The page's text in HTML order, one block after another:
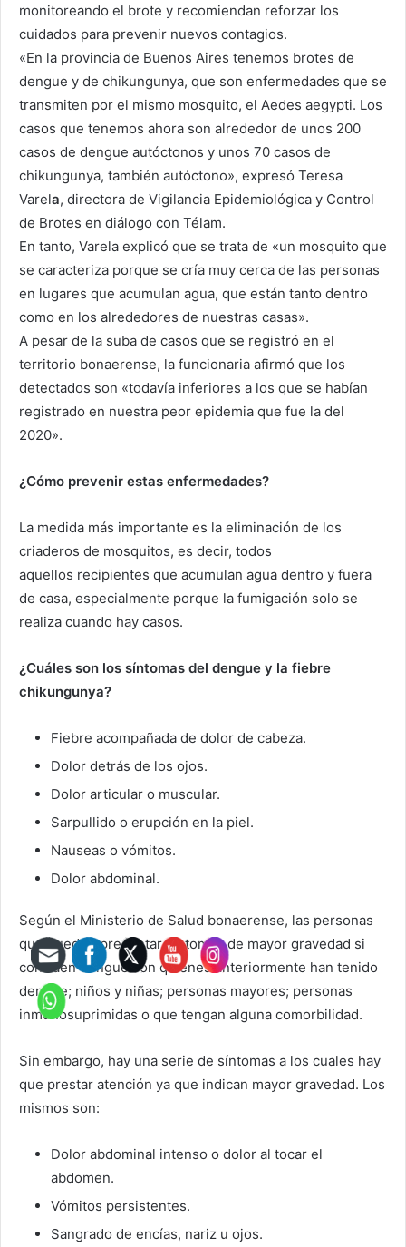
monitoreando el brote y recomiendan reforzar los
cuidados para prevenir nuevos contagios.
«En la provincia de Buenos Aires tenemos brotes de
dengue y de chikungunya, que son enfermedades que se
transmiten por el mismo mosquito, el Aedes aegypti. Los
casos que tenemos ahora son alrededor de unos 200
casos de dengue autóctonos y unos 70 casos de
chikungunya, también autóctono», expresó Teresa
Varela, directora de Vigilancia Epidemiológica y Control
de Brotes en diálogo con Télam.
En tanto, Varela explicó que se trata de «un mosquito que
se caracteriza porque se cría muy cerca de las personas
en lugares que acumulan agua, que están tanto dentro
como en los alrededores de nuestras casas».
A pesar de la suba de casos que se registró en el
territorio bonaerense, la funcionaria afirmó que los
detectados son «todavía inferiores a los que se habían
registrado en nuestra peor epidemia que fue la del
2020».
¿Cómo prevenir estas enfermedades?
La medida más importante es la eliminación de los
criaderos de mosquitos, es decir, todos
aquellos recipientes que acumulan agua dentro y fuera
de casa, especialmente porque la fumigación solo se
realiza cuando hay casos.
¿Cuáles son los síntomas del dengue y la fiebre
chikungunya?
Fiebre acompañada de dolor de cabeza.
Dolor detrás de los ojos.
Dolor articular o muscular.
Sarpullido o erupción en la piel.
Nauseas o vómitos.
Dolor abdominal.
Según el Ministerio de Salud bonaerense, las personas
que pueden presentar síntomas de mayor gravedad si
contraen dengue son quienes anteriormente han tenido
dengue; niños y niñas; personas mayores; personas
inmunosuprimidas o que tengan alguna comorbilidad.
Sin embargo, hay una serie de síntomas a los cuales hay
que prestar atención ya que indican mayor gravedad. Los
mismos son:
Dolor abdominal intenso o dolor al tocar el
abdomen.
Vómitos persistentes.
Sangrado de encías, nariz u ojos.